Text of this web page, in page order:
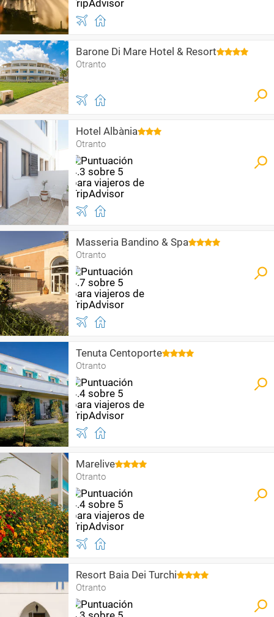
Barone Di Mare Hotel & Resort
Otranto
Hotel Albània
Otranto
Masseria Bandino & Spa
Otranto
Tenuta Centoporte
Otranto
Marelive
Otranto
Resort Baia Dei Turchi
Otranto